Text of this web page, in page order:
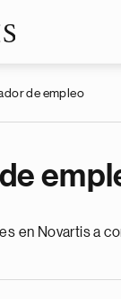
de empleo
en Novartis a